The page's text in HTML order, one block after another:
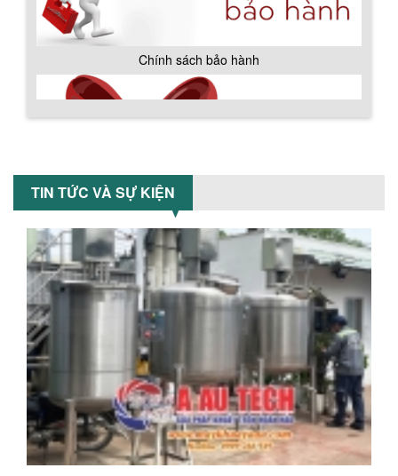
Chính sách bảo hành
Chính sách giao hàng
TIN TỨC VÀ SỰ KIỆN
BỒN CHỨA GIẢI NHIỆT SƠN, MỰC IN
Bồn chứa giải nhiệt sơn, mực in có cấu
tạo gồm 2 lớp inox và được dùng để
làm giảm nhiệt độ của nguyên...
xoay đảo thuận nghịch. Vật liệu...
MÁY TRỘN BỘT KHÔ 200KG
Máy trộn bột khô 200kg được gia công
sản xuất tại công ty Á Âu. Máy dùng
trộn các loại bột khô trong các ngành...
VÌ SAO DOANH NGHIỆP NÊN CHỌN MÁY
NGHIỀN MÀU SƠN Á ÂU?
Khám phá lý do doanh nghiệp nên
chọn máy nghiền màu sơn Á Âu: hiệu
suất cao, kiểm soát nhiệt tốt, tiết kiệm
chi...